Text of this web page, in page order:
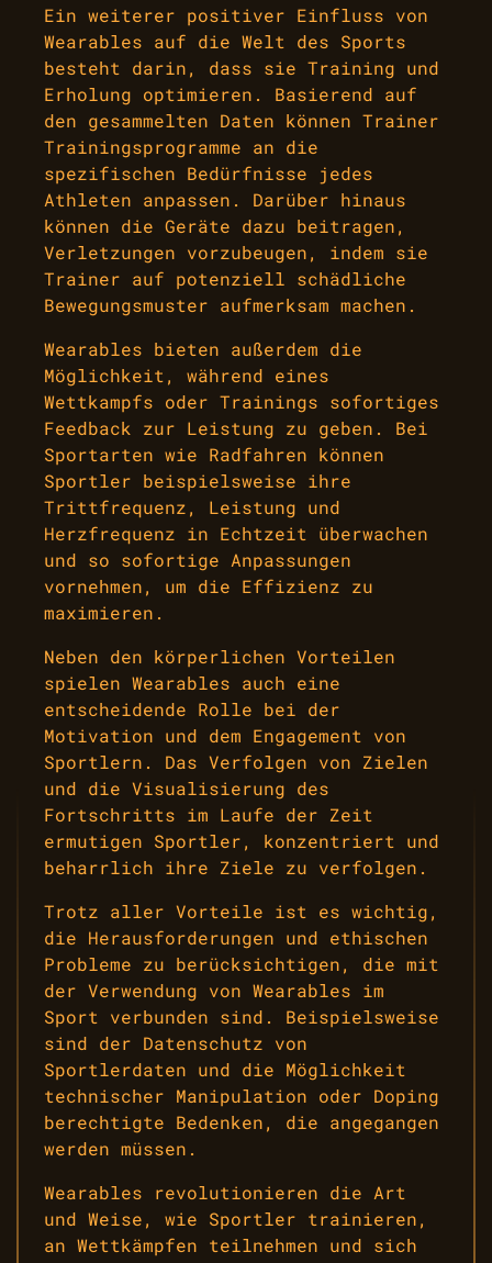
Ein weiterer positiver Einfluss von
Wearables auf die Welt des Sports
besteht darin, dass sie Training und
Erholung optimieren. Basierend auf
den gesammelten Daten können Trainer
Trainingsprogramme an die
spezifischen Bedürfnisse jedes
Athleten anpassen. Darüber hinaus
können die Geräte dazu beitragen,
Verletzungen vorzubeugen, indem sie
Trainer auf potenziell schädliche
Bewegungsmuster aufmerksam machen.
Wearables bieten außerdem die
Möglichkeit, während eines
Wettkampfs oder Trainings sofortiges
Feedback zur Leistung zu geben. Bei
Sportarten wie Radfahren können
Sportler beispielsweise ihre
Trittfrequenz, Leistung und
Herzfrequenz in Echtzeit überwachen
und so sofortige Anpassungen
vornehmen, um die Effizienz zu
maximieren.
Neben den körperlichen Vorteilen
spielen Wearables auch eine
entscheidende Rolle bei der
Motivation und dem Engagement von
Sportlern. Das Verfolgen von Zielen
und die Visualisierung des
Fortschritts im Laufe der Zeit
ermutigen Sportler, konzentriert und
beharrlich ihre Ziele zu verfolgen.
Trotz aller Vorteile ist es wichtig,
die Herausforderungen und ethischen
Probleme zu berücksichtigen, die mit
der Verwendung von Wearables im
Sport verbunden sind. Beispielsweise
sind der Datenschutz von
Sportlerdaten und die Möglichkeit
technischer Manipulation oder Doping
berechtigte Bedenken, die angegangen
werden müssen.
Wearables revolutionieren die Art
und Weise, wie Sportler trainieren,
an Wettkämpfen teilnehmen und sich